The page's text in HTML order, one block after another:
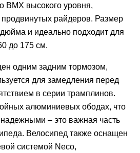
BMX высокого уровня,
райдеров. Размер
и идеально подходит для
до 175 см.
одним задним тормозом,
для замедления перед
в серии трамплинов.
алюминиевых ободах, что
– это важная часть
Велосипед также оснащен
системой Neco,